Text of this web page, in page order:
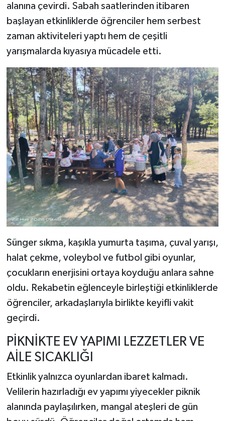
alanına çevirdi. Sabah saatlerinden itibaren
başlayan etkinliklerde öğrenciler hem serbest
zaman aktiviteleri yaptı hem de çeşitli
yarışmalarda kıyasıya mücadele etti.
Sünger sıkma, kaşıkla yumurta taşıma, çuval yarışı,
halat çekme, voleybol ve futbol gibi oyunlar,
çocukların enerjisini ortaya koyduğu anlara sahne
oldu. Rekabetin eğlenceyle birleştiği etkinliklerde
öğrenciler, arkadaşlarıyla birlikte keyifli vakit
geçirdi.
PİKNİKTE EV YAPIMI LEZZETLER VE
AİLE SICAKLIĞI
Etkinlik yalnızca oyunlardan ibaret kalmadı.
Velilerin hazırladığı ev yapımı yiyecekler piknik
alanında paylaşılırken, mangal ateşleri de gün